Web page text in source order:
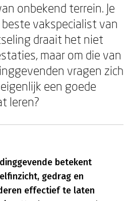
onbekend terrein. Je
vakspecialist van
draait het niet
maar om die van
vragen zich
een goede
leren?
betekent
gedrag en
effectief te laten